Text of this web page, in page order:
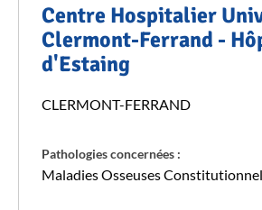
Centre Hospitalier
Clermont-Ferrand -
d'Estaing
CLERMONT-FERRAND
Pathologies concernées :
Maladies Osseuses